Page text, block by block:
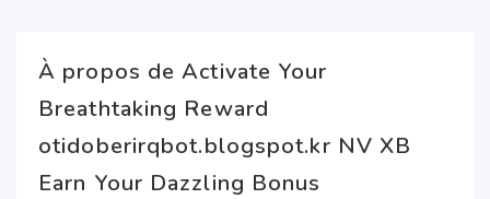
À propos de Activate Your
Breathtaking Reward
otidoberirqbot.blogspot.kr NV XB
Earn Your Dazzling Bonus